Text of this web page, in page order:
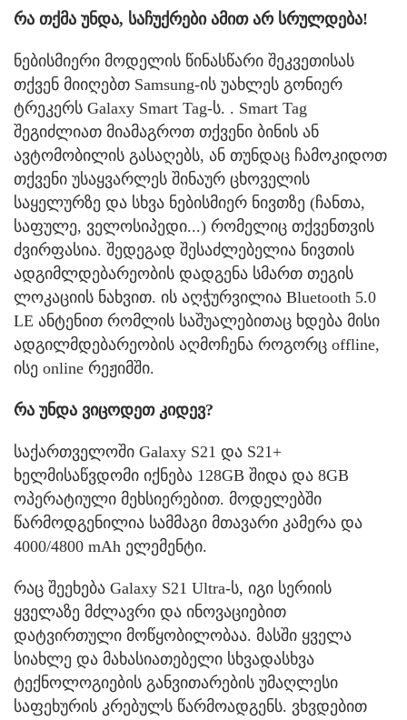
რა თქმა უნდა, საჩუქრები ამით არ სრულდება!
ნებისმიერი მოდელის წინასწარი შეკვეთისას
თქვენ მიიღებთ Samsung-ის უახლეს გონიერ
ტრეკერს Galaxy Smart Tag-ს. . Smart Tag
შეგიძლიათ მიამაგროთ თქვენი ბინის ან
ავტომობილის გასაღებს, ან თუნდაც ჩამოკიდოთ
თქვენი უსაყვარლეს შინაურ ცხოველის
საყელურზე და სხვა ნებისმიერ ნივთზე (ჩანთა,
საფულე, ველოსიპედი...) რომელიც თქვენთვის
ძვირფასია. შედეგად შესაძლებელია ნივთის
ადგიმლდებარეობის დადგენა სმართ თეგის
ლოკაციის ნახვით. ის აღჭურვილია Bluetooth 5.0
LE ანტენით რომლის საშუალებითაც ხდება მისი
ადგილმდებარეობის აღმოჩენა როგორც offline,
ისე online რეჟიმში.
რა უნდა ვიცოდეთ კიდევ?
საქართველოში Galaxy S21 და S21+
ხელმისაწვდომი იქნება 128GB შიდა და 8GB
ოპერატიული მეხსიერებით. მოდელებში
წარმოდგენილია სამმაგი მთავარი კამერა და
4000/4800 mAh ელემენტი.
რაც შეეხება Galaxy S21 Ultra-ს, იგი სერიის
ყველაზე მძლავრი და ინოვაციებით
დატვირთული მოწყობილობაა. მასში ყველა
სიახლე და მახასიათებელი სხვადასხვა
ტექნოლოგიების განვითარების უმაღლესი
საფეხურის კრებულს წარმოადგენს. ვხვდებით